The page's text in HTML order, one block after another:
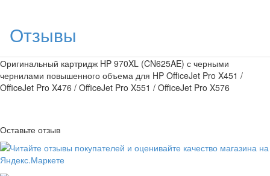
Отзывы
Оригинальный картридж HP 970XL (CN625AE) с черными
чернилами повышенного объема для HP OfficeJet Pro X451 /
OfficeJet Pro X476 / OfficeJet Pro X551 / OfficeJet Pro X576
Оставьте отзыв